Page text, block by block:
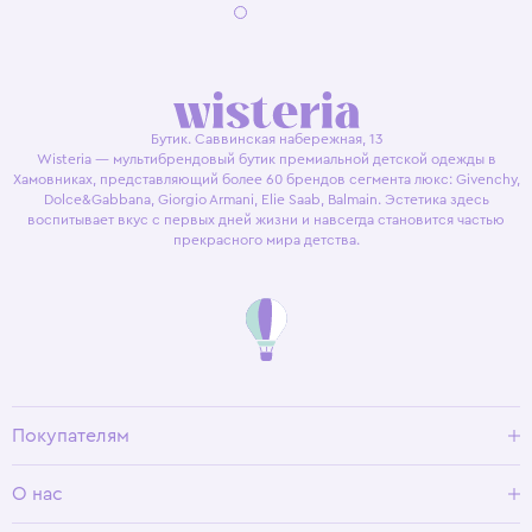
Бутик. Саввинская набережная, 13
Wisteria — мультибрендовый бутик премиальной детской одежды в
Хамовниках, представляющий более 60 брендов сегмента люкс: Givenchy,
Dolce&Gabbana, Giorgio Armani, Elie Saab, Balmain. Эстетика здесь
воспитывает вкус с первых дней жизни и навсегда становится частью
прекрасного мира детства.
Покупателям
Условия возврата
О нас